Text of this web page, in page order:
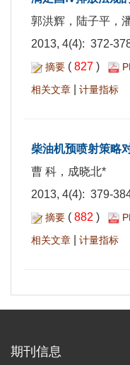
郭洪辉，陆子平，
2013, 4(4): 372-
摘要 ( 827 )
相关文章 计量指标
柴油机预喷射策略
曹 科，成晓北*
2013, 4(4): 379-
摘要 ( 882 )
相关文章 计量指标
期刊信息